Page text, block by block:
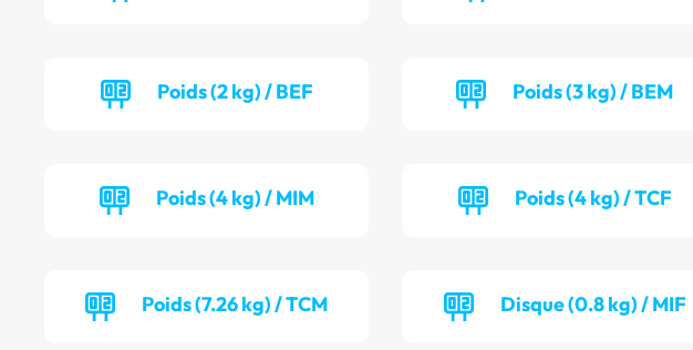
Poids (2 kg) / BEF Poids (3 kg) / BEM
Poids (4 kg) / MIM Poids (4 kg) / TCF
Poids (7.26 kg) / TCM Disque (0.8 kg) / MIF